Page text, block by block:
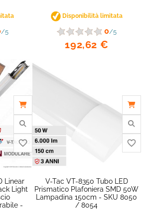
/5
Disponibilità limitata
0/5
192,62 €
Linear
Light
-
V-Tac VT-8350 Tubo LED
Prismatico Plafoniera SMD 50W
Lampadina 150cm - SKU 8050
/ 8054